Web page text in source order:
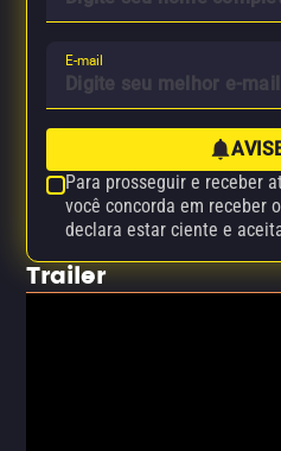
E-mail
Para prosseguir e receber
você concorda em receber
declara estar ciente e
Trailer